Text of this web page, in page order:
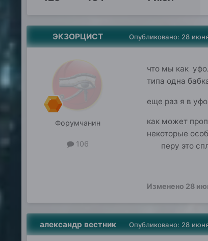
ЭКЗОРЦИСТ
Форумчанин
106
Опубликовано: 28
что мы как
типа одна
еще раз я в
как
некоторые
перу это
Изменено 28
александр вестник Опубликовано: 28